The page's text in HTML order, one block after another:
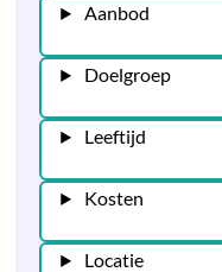
Aanbod
Doelgroep
Leeftijd
Kosten
Locatie